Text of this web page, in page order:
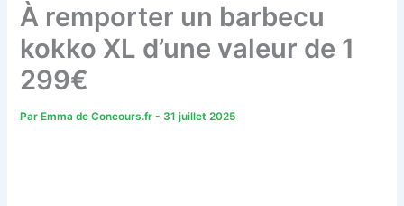
À remporter un barbecu
kokko XL d’une valeur de 1
299€
Par Emma de Concours.fr- 31 juillet 2025